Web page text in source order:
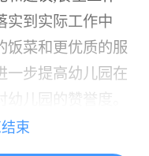
实到实际工作中
饭菜和更优质的服
一步提高幼儿园在
幼儿园的赞誉度。
束